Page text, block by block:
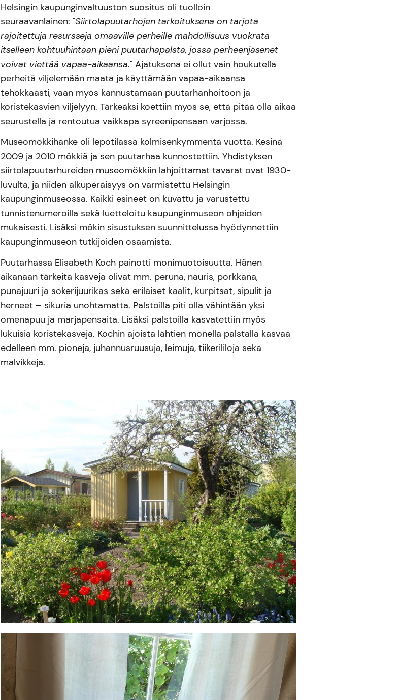
Helsingin kaupunginvaltuuston suositus oli tuolloin
seuraavanlainen: "Siirtolapuutarhojen tarkoituksena on tarjota
rajoitettuja resursseja omaaville perheille mahdollisuus vuokrata
itselleen kohtuuhintaan pieni puutarhapalsta, jossa perheenjäsenet
voivat viettää vapaa-aikaansa." Ajatuksena ei ollut vain houkutella
perheitä viljelemään maata ja käyttämään vapaa-aikaansa
tehokkaasti, vaan myös kannustamaan puutarhanhoitoon ja
koristekasvien viljelyyn. Tärkeäksi koettiin myös se, että pitää olla aikaa
seurustella ja rentoutua vaikkapa syreenipensaan varjossa.
Museomökkihanke oli lepotilassa kolmisenkymmentä vuotta. Kesinä
2009 ja 2010 mökkiä ja sen puutarhaa kunnostettiin. Yhdistyksen
siirtolapuutarhureiden museomökkiin lahjoittamat tavarat ovat 1930-
luvulta, ja niiden alkuperäisyys on varmistettu Helsingin
kaupunginmuseossa. Kaikki esineet on kuvattu ja varustettu
tunnistenumeroilla sekä luetteloitu kaupunginmuseon ohjeiden
mukaisesti. Lisäksi mökin sisustuksen suunnittelussa hyödynnettiin
kaupunginmuseon tutkijoiden osaamista.
Puutarhassa Elisabeth Koch painotti monimuotoisuutta. Hänen
aikanaan tärkeitä kasveja olivat mm. peruna, nauris, porkkana,
punajuuri ja sokerijuurikas sekä erilaiset kaalit, kurpitsat, sipulit ja
herneet – sikuria unohtamatta. Palstoilla piti olla vähintään yksi
omenapuu ja marjapensaita. Lisäksi palstoilla kasvatettiin myös
lukuisia koristekasveja. Kochin ajoista lähtien monella palstalla kasvaa
edelleen mm. pioneja, juhannusruusuja, leimuja, tiikerililoja sekä
malvikkeja.